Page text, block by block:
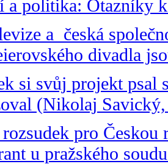
a politika: Otazníky
a česká
divadla
si svůj projekt psal
(Nikolaj
pro
u pražského